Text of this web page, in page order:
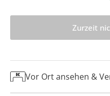
Zurzeit
Vor Ort ansehen &